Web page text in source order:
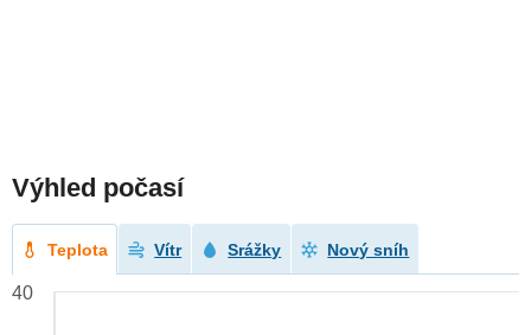
Výhled počasí
Teplota Vítr Srážky Nový sníh
40